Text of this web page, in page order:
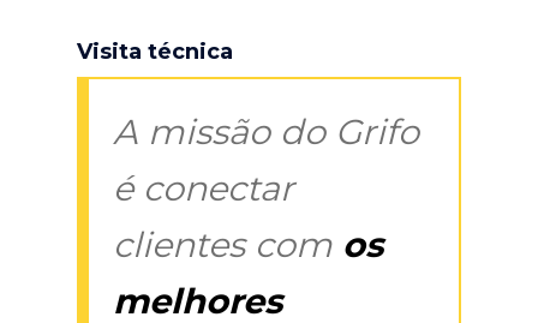
Visita técnica
A missão do Grifo
é conectar
clientes com os
melhores